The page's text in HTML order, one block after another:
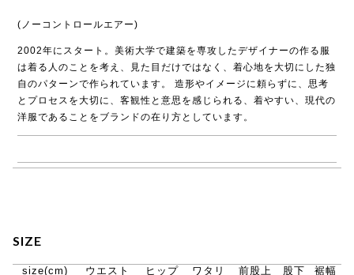
(ノーコントロールエアー)
2002年にスタート。美術大学で建築を専攻したデザイナーの作る服
は着る人のことを考え、見た目だけではなく、着心地を大切にした独
自のパターンで作られています。 造形やイメージに頼らずに、思考
とプロセスを大切に、客観性と意思を感じられる、着やすい、現代の
洋服であることをブランドの在り方としています。
SIZE
size(cm) ウエスト ヒップ ワタリ 前股上 股下 裾幅